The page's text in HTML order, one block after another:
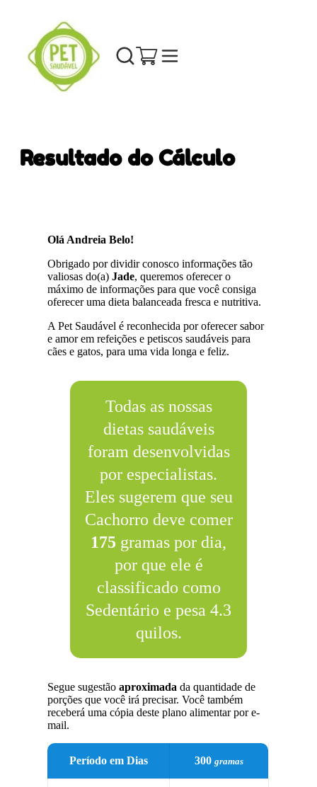
Resultado do Cálculo
Olá Andreia Belo!
Obrigado por dividir conosco informações tão
valiosas do(a)Jade, queremos oferecer o
máximo de informações para que você consiga
oferecer uma dieta balanceada fresca e nutritiva.
A Pet Saudável é reconhecida por oferecer sabor
e amor em refeições e petiscos saudáveis para
cães e gatos, para uma vida longa e feliz.
Todas as nossas
dietas saudáveis
foram desenvolvidas
por especialistas.
Eles sugerem que seu
Cachorro deve comer
175 gramas por dia,
por que ele é
classificado como
Sedentário e pesa 4.3
quilos.
Segue sugestãoaproximada da quantidade de
porções que você irá precisar. Você também
receberá uma cópia deste plano alimentar por e-
mail.
Período em Dias 300gramas